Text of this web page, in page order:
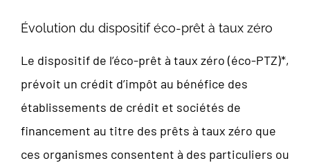
Évolution du dispositif éco-prêt à taux zéro
Le dispositif de l’éco-prêt à taux zéro (éco-PTZ)*,
prévoit un crédit d’impôt au bénéfice des
établissements de crédit et sociétés de
financement au titre des prêts à taux zéro que
ces organismes consentent à des particuliers ou